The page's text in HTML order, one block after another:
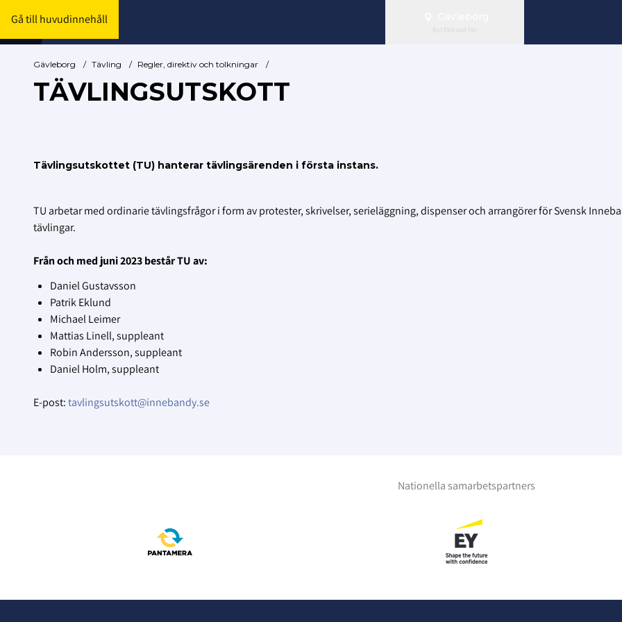
Gå till huvudinnehåll
Byt förbund här
Gävleborg / Tävling / Regler, direktiv och tolkningar /
TÄVLINGSUTSKOTT
Tävlingsutskottet (TU) hanterar tävlingsärenden i första instans.
TU arbetar med ordinarie tävlingsfrågor i form av protester, skrivelser, serieläggning, dispenser och arrangörer för Svensk
tävlingar.
Från och med juni 2023 består TU av:
Daniel Gustavsson
Patrik Eklund
Michael Leimer
Mattias Linell, suppleant
Robin Andersson, suppleant
Daniel Holm, suppleant
E-post:tavlingsutskott@innebandy.se
Nationella samarbetspartners